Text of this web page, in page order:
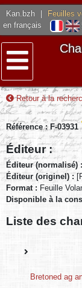
Kan.bzh Feuilles
en français
Menu
Retour à la
Référence : F-03931
Éditeur :
Éditeur (normalisé) :
Éditeur (originel) :
Format : Feuille
Disponible à la
Liste des
Bretoned ag